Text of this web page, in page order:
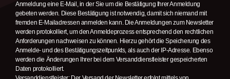
Anmeldung eine E-Mail, in der Sie um die Bestätigung Ihrer Anmeldung
gebeten werden. Diese Bestätigung ist notwendig, damit sich niemand mit
fremden E-Mailadressen anmelden kann. Die Anmeldungen zum Newsletter
werden protokolliert, um den Anmeldeprozess entsprechend den rechtlichen
Anforderungen nachweisen zu können. Hierzu gehört die Speicherung des
Anmelde- und des Bestätigungszeitpunkts, als auch der IP-Adresse. Ebenso
werden die Änderungen Ihrer bei dem Versanddienstleister gespeicherten
Daten protokolliert.